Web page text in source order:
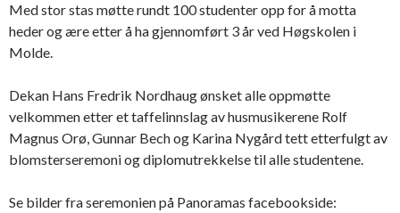
Med stor stas møtte rundt 100 studenter opp for å motta
heder og ære etter å ha gjennomført 3 år ved Høgskolen i
Molde.
Dekan Hans Fredrik Nordhaug ønsket alle oppmøtte
velkommen etter et taffelinnslag av husmusikerene Rolf
Magnus Orø,Gunnar Bech og Karina Nygårdtett etterfulgt av
blomsterseremoni og diplomutrekkelse til alle studentene.
Se bilder fra seremonien på Panoramas facebookside: